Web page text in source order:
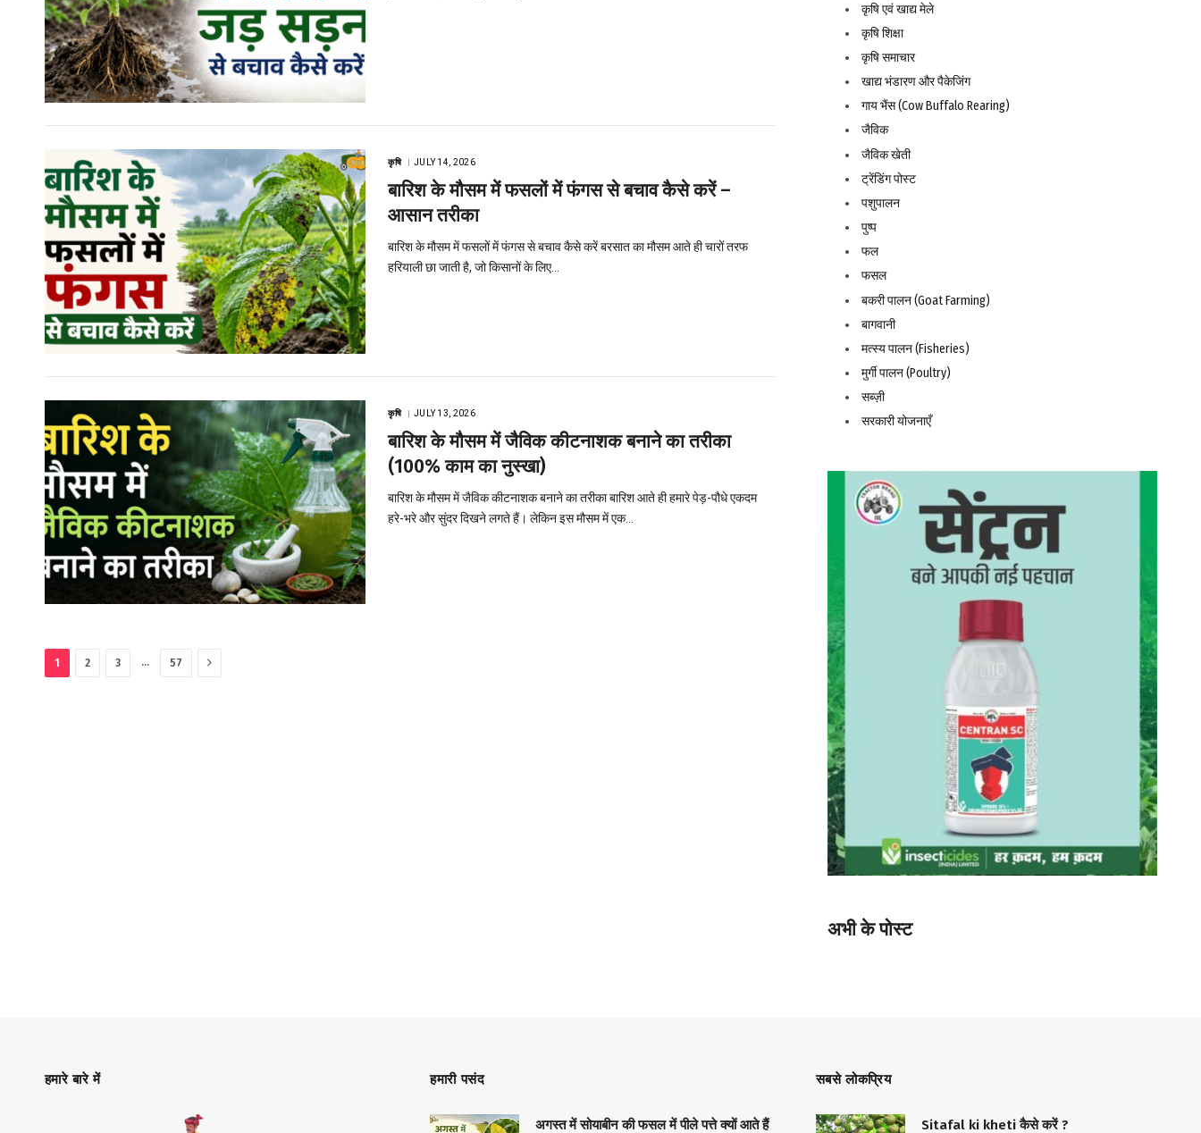
कृषि JULY 14, 2026
बारिश के मौसम में फसलों में फंगस से बचाव कैसे करें –
आसान तरीका
बारिश के मौसम में फसलों में फंगस से बचाव कैसे करें बरसात का मौसम आते ही चारों तरफ
हरियाली छा जाती है, जो किसानों के लिए…
कृषि JULY 13, 2026
बारिश के मौसम में जैविक कीटनाशक बनाने का तरीका
(100% काम का नुस्खा)
बारिश के मौसम में जैविक कीटनाशक बनाने का तरीका बारिश आते ही हमारे पेड़-पौधे एकदम
हरे-भरे और सुंदर दिखने लगते हैं। लेकिन इस मौसम में एक…
1 2 3 … 57 Next
कृषि एवं खाद्य मेले
कृषि शिक्षा
कृषि समाचार
खाद्य भंडारण और पैकेजिंग
गाय भैंस (Cow Buffalo Rearing)
जैविक
जैविक खेती
ट्रेंडिंग पोस्ट
पशुपालन
पुष्प
फल
फसल
बकरी पालन (Goat Farming)
बागवानी
मत्स्य पालन (Fisheries)
मुर्गी पालन (Poultry)
सब्ज़ी
सरकारी योजनाएँ
अभी के पोस्ट
हमारे बारे में हमारी पसंद
अगस्त में सोयाबीन की फसल में पीले पत्ते क्यों आते हैं
सबसे लोकप्रिय
Sitafal ki kheti कैसे करें ?